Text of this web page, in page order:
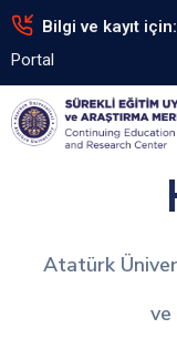
Bilgi ve kayıt
Portal
Anasayfa
Kurumsal
Atatürk
ve